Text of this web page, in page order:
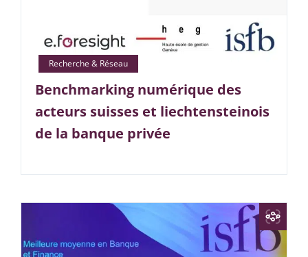
Benchmarking numérique des
acteurs suisses et liechtensteinois
de la banque privée